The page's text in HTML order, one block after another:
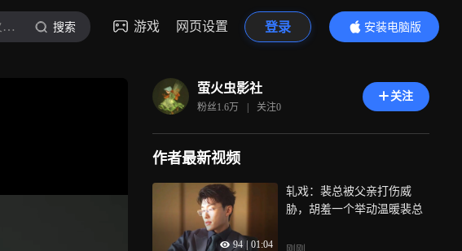
萤火虫影社 搜索 游戏 网页设置 登录
安装电脑版
内容更精彩
萤火虫影社
粉丝1.6万 | 关注0
关注
作者最新视频
94 01:04
轧戏：裴总被父亲打伤威
胁，胡羞一个举动温暖裴总